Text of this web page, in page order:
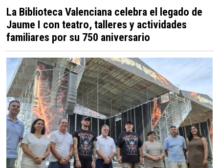
La Biblioteca Valenciana celebra el legado de
Jaume I con teatro, talleres y actividades
familiares por su 750 aniversario